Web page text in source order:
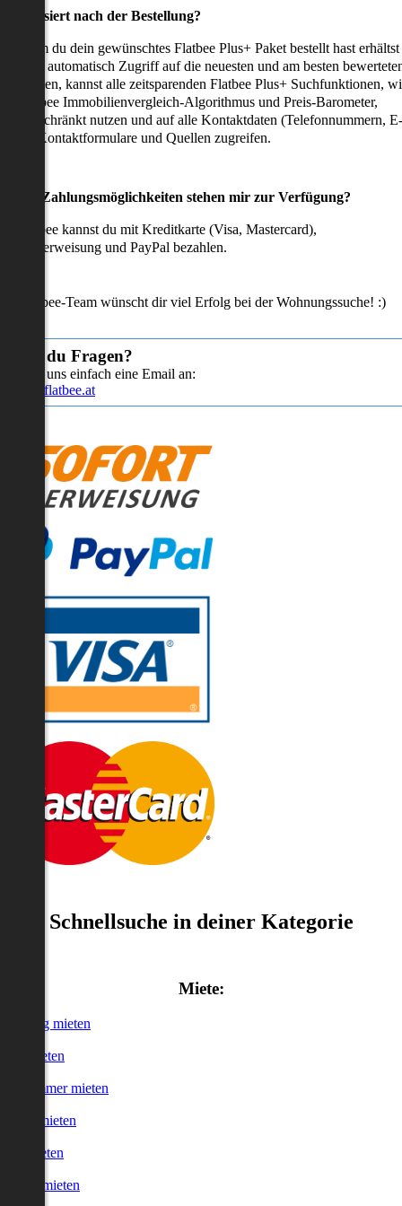
passiert nach der Bestellung?
du dein gewünschtes Flatbee Plus+ Paket bestellt hast erhältst
sofort automatisch Zugriff auf die neuesten und am besten
kannst alle zeitsparenden Flatbee Plus+ Suchfunktionen,
Flatbee Immobilienvergleich-Algorithmus und Preis-Barometer,
nutzen und auf alle Kontaktdaten (Telefonnummern, E-
Kontaktformulare und Quellen zugreifen.
Zahlungsmöglichkeiten stehen mir zur Verfügung?
Flatbee kannst du mit Kreditkarte (Visa, Mastercard),
und PayPal bezahlen.
Flatbee-Team wünscht dir viel Erfolg bei der Wohnungssuche! :)
Hast du Fragen?
Sende uns einfach eine Email an:
info@flatbee.at
Schnellsuche in deiner Kategorie
Miete:
mieten
mieten
Zimmer mieten
mieten
mieten